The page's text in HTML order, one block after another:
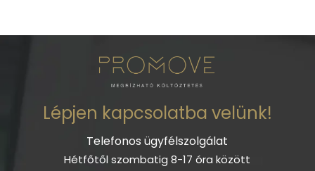
Lépjen kapcsolatba velünk!
Telefonos ügyfélszolgálat
Hétfőtől szombatig 8-17 óra között